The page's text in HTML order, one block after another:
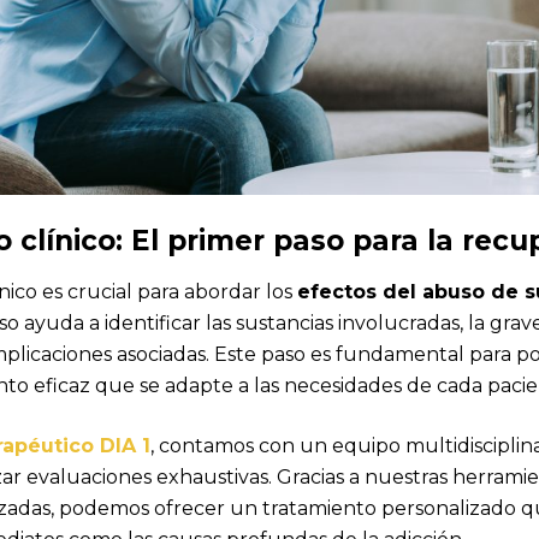
clínico: El primer paso para la
es crucial para abordar los efectos del abuso de
ayuda a identificar las sustancias involucradas, la
asociadas. Este paso es fundamental para
eficaz que se adapte a las necesidades de cada
DIA 1, contamos con un equipo
evaluaciones exhaustivas. Gracias a nuestras
podemos ofrecer un tratamiento personalizado